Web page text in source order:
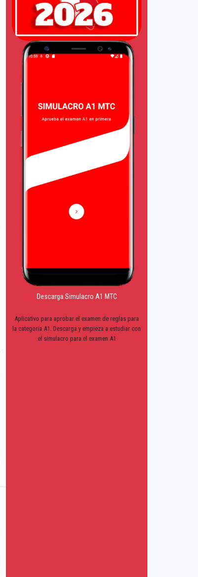
Descarga Simulacro A1 MTC
Aplicativo para aprobar el examen de reglas para
la categoria A1. Descarga y empieza a estudiar con
el simulacro para el examen A1